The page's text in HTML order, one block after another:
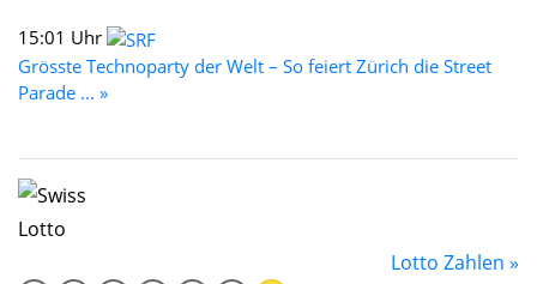
15:01 Uhr
Grösste Technoparty der Welt – So feiert Zürich die Street
Parade ... »
Lotto Zahlen »